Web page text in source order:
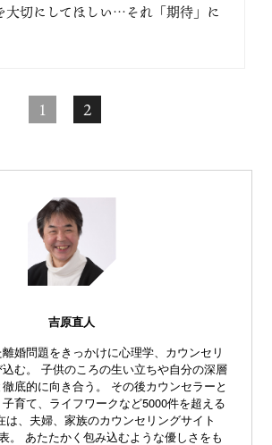
大切にしてほしい…それ「期待」に
1 2
吉原直人
婚問題をきっかけに心理学、カウンセリ
む。 子供のころの生い立ちや自分の深層
底的に向き合う。 その後カウンセラーと
育て、ライフワークなど5000件を超える
は、夫婦、家族のカウンセリングサイト
。 あたたかく包み込むような優しさをも